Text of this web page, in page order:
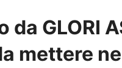
da GLORI
mettere